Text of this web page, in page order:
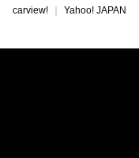
carview! Yahoo! JAPAN